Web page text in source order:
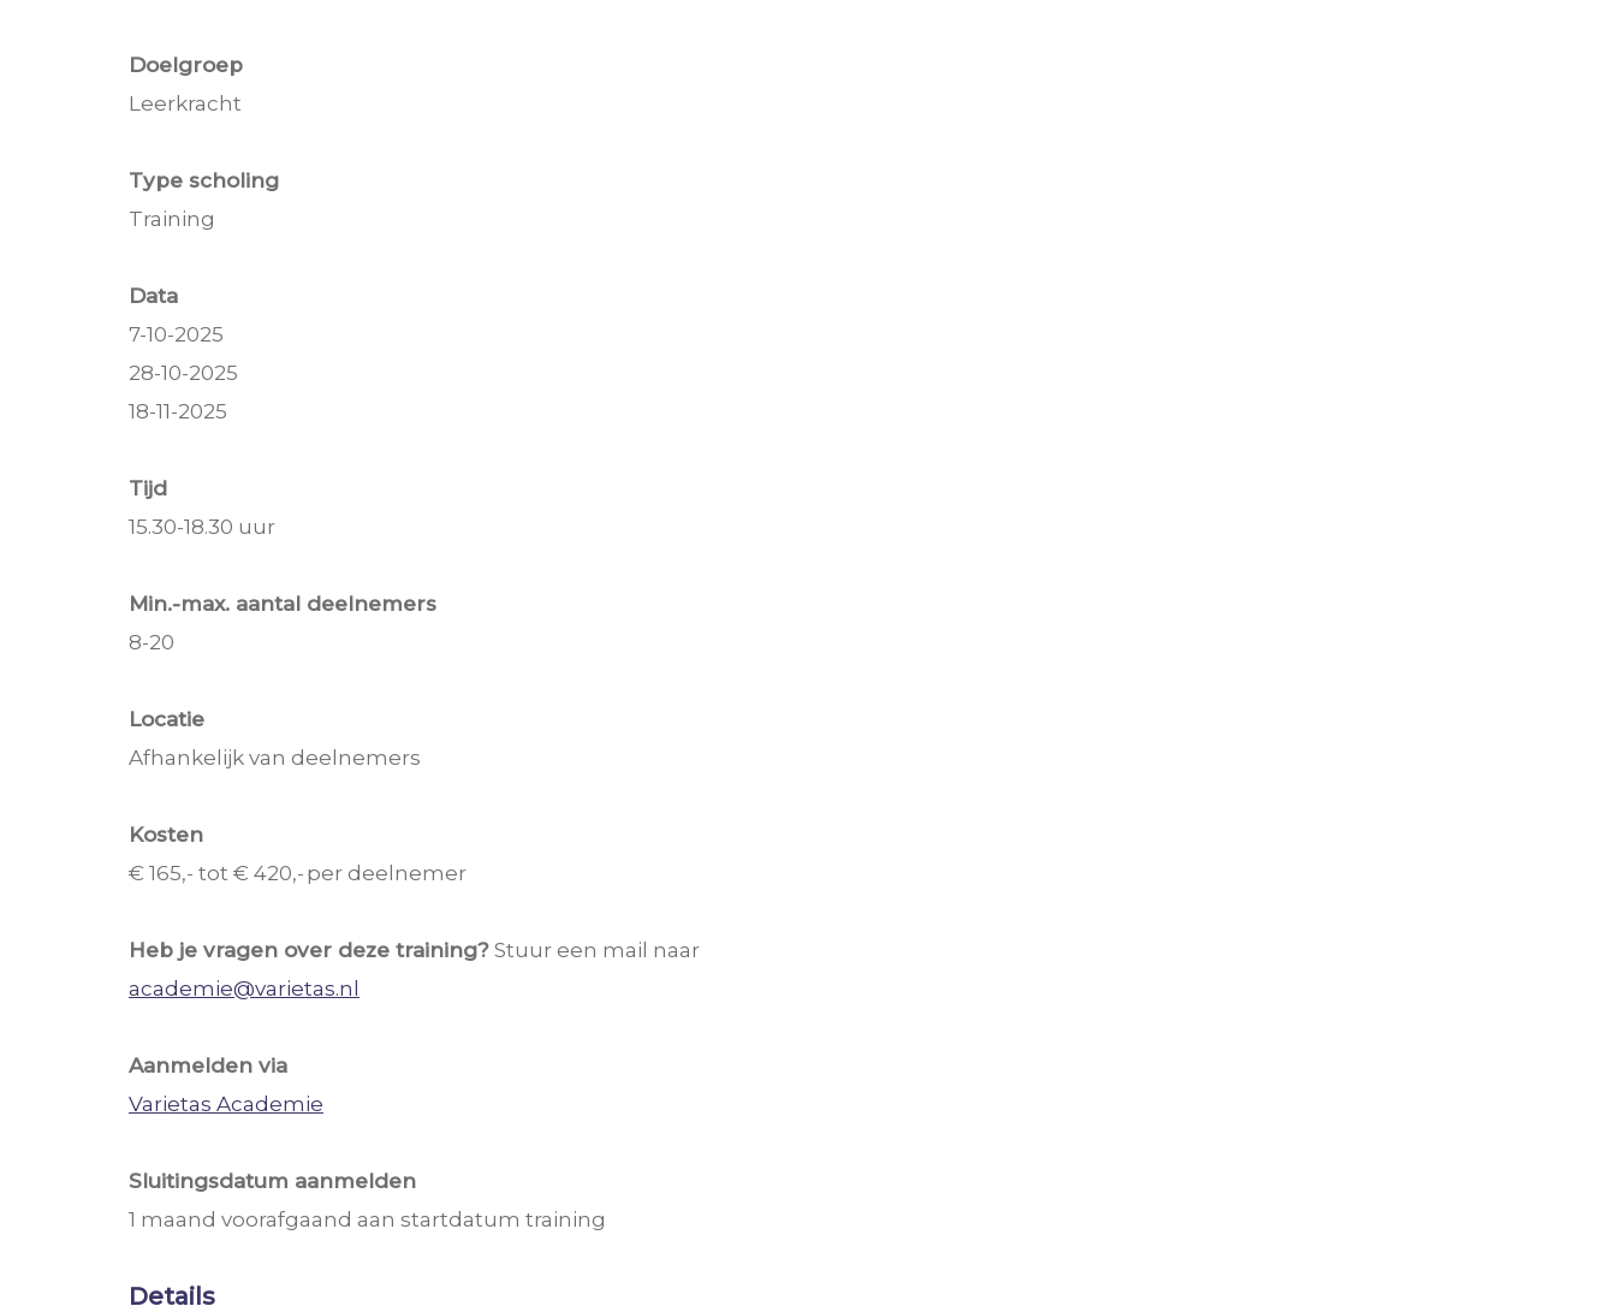
Doelgroep
Leerkracht
Type scholing
Training
Data
7-10-2025
28-10-2025
18-11-2025
Tijd
15.30-18.30 uur
Min.-max. aantal deelnemers
8-20
Locatie
Afhankelijk van deelnemers
Kosten
€ 165,- tot € 420,- per deelnemer
Heb je vragen over deze training? Stuur een mail naar
academie@varietas.nl
Aanmelden via
Varietas Academie
Sluitingsdatum aanmelden
1 maand voorafgaand aan startdatum training
Details